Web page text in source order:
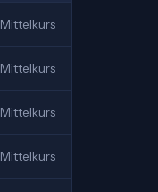
Mittelkurs
Mittelkurs
Mittelkurs
Mittelkurs